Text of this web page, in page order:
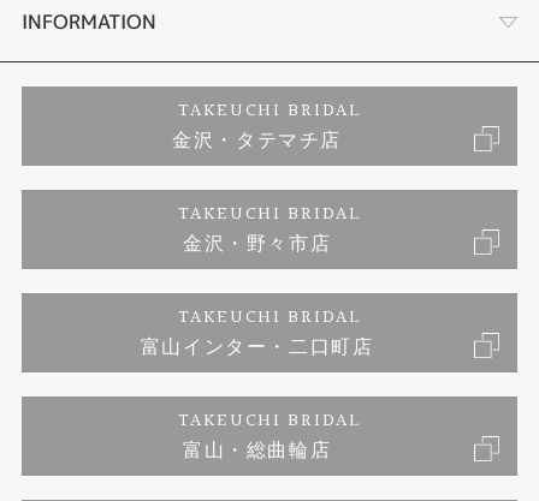
セットリング
婚約ネックレス
ダイヤモンド
ジュエリーリフォーム
お客様の声
プロポーズサポート
ブランドリスト
福井指輪工房｜手作りペアリング
福井指輪工房｜手作り結婚指輪 and 婚約指輪
福井工房｜手作り婚約指輪プロポーズプラン
会社概要
お客様の声
INFORMATION
プライバシーポリシー
TAKEUCHI BRIDAL
金沢・タテマチ店
TAKEUCHI BRIDAL
金沢・野々市店
TAKEUCHI BRIDAL
富山インター・二口町店
TAKEUCHI BRIDAL
富山・総曲輪店